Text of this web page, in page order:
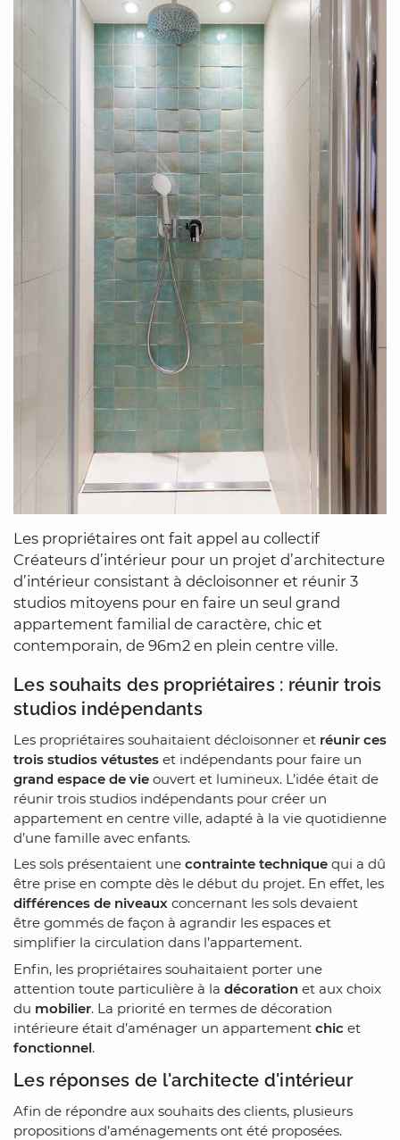
Les propriétaires ont fait appel au collectif
Créateurs d’intérieur pour un projet d’architecture
d’intérieur consistant à décloisonner et réunir 3
studios mitoyens pour en faire un seul grand
appartement familial de caractère, chic et
contemporain, de 96m2 en plein centre ville.
Les souhaits des propriétaires : réunir trois
studios indépendants
Les propriétaires souhaitaient décloisonner et réunir ces
trois studios vétustes et indépendants pour faire un
grand espace de vie ouvert et lumineux. L’idée était de
réunir trois studios indépendants pour créer un
appartement en centre ville, adapté à la vie quotidienne
d’une famille avec enfants.
Les sols présentaient une contrainte technique qui a dû
être prise en compte dès le début du projet. En effet, les
différences de niveaux concernant les sols devaient
être gommés de façon à agrandir les espaces et
simplifier la circulation dans l’appartement.
Enfin, les propriétaires souhaitaient porter une
attention toute particulière à la décoration et aux choix
du mobilier. La priorité en termes de décoration
intérieure était d’aménager un appartement chic et
fonctionnel.
Les réponses de l'architecte d'intérieur
Afin de répondre aux souhaits des clients, plusieurs
propositions d’aménagements ont été proposées.